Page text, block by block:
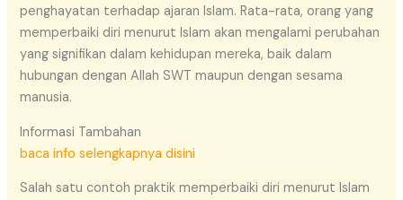
penghayatan terhadap ajaran Islam. Rata-rata, orang yang
memperbaiki diri menurut Islam akan mengalami perubahan
yang signifikan dalam kehidupan mereka, baik dalam
hubungan dengan Allah SWT maupun dengan sesama
manusia.
Informasi Tambahan
baca info selengkapnya disini
Salah satu contoh praktik memperbaiki diri menurut Islam